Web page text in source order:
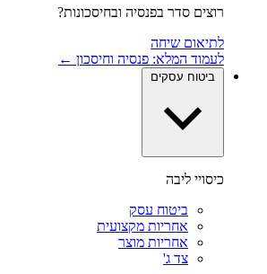
רוצים סדר בפנסיה ובחיסכונות?
לתיאום שיחה
לעמוד המלא: פנסיה וחיסכון ←
ביטוח עסקים
כיסויי ליבה
ביטוח עסק
אחריות מקצועית
אחריות מוצר
צד ג'